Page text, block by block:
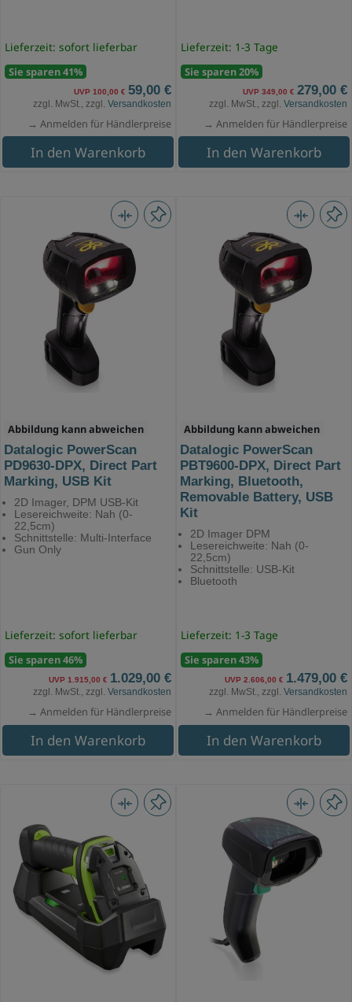
Lieferzeit: sofort lieferbar
Sie sparen 41%
UVP 100,00 € 59,00 €
zzgl. MwSt., zzgl. Versandkosten
→ Anmelden für Händlerpreise
In den Warenkorb
Lieferzeit: 1-3 Tage
Sie sparen 20%
UVP 349,00 € 279,00 €
zzgl. MwSt., zzgl. Versandkosten
→ Anmelden für Händlerpreise
In den Warenkorb
Abbildung kann abweichen
Datalogic PowerScan
PD9630-DPX, Direct Part
Marking, USB Kit
2D Imager, DPM USB-Kit
Lesereichweite: Nah (0-
22,5cm)
Schnittstelle: Multi-Interface
Gun Only
Lieferzeit: sofort lieferbar
Sie sparen 46%
UVP 1.915,00 € 1.029,00 €
zzgl. MwSt., zzgl. Versandkosten
→ Anmelden für Händlerpreise
In den Warenkorb
Abbildung kann abweichen
Datalogic PowerScan
PBT9600-DPX, Direct Part
Marking, Bluetooth,
Removable Battery, USB
Kit
2D Imager DPM
Lesereichweite: Nah (0-
22,5cm)
Schnittstelle: USB-Kit
Bluetooth
Lieferzeit: 1-3 Tage
Sie sparen 43%
UVP 2.606,00 € 1.479,00 €
zzgl. MwSt., zzgl. Versandkosten
→ Anmelden für Händlerpreise
In den Warenkorb